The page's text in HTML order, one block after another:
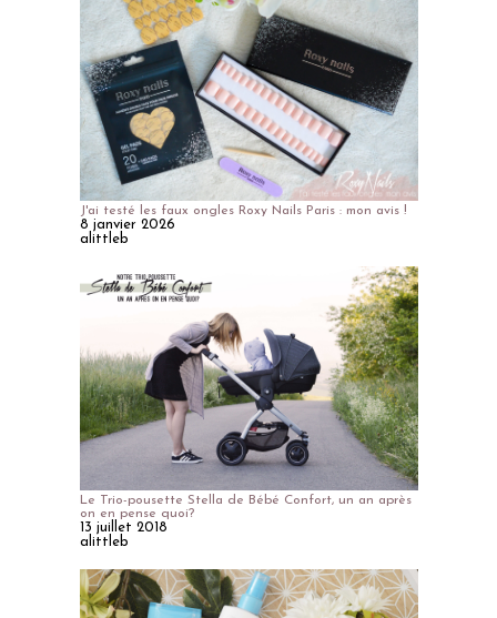
J'ai testé les faux ongles Roxy Nails Paris : mon avis !
8 janvier 2026
alittleb
Le Trio-pousette Stella de Bébé Confort, un an après
on en pense quoi?
13 juillet 2018
alittleb